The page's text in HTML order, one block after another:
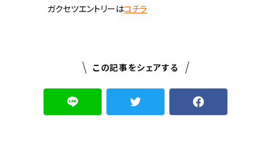
ガクセツエントリーはコチラ
この記事をシェアする